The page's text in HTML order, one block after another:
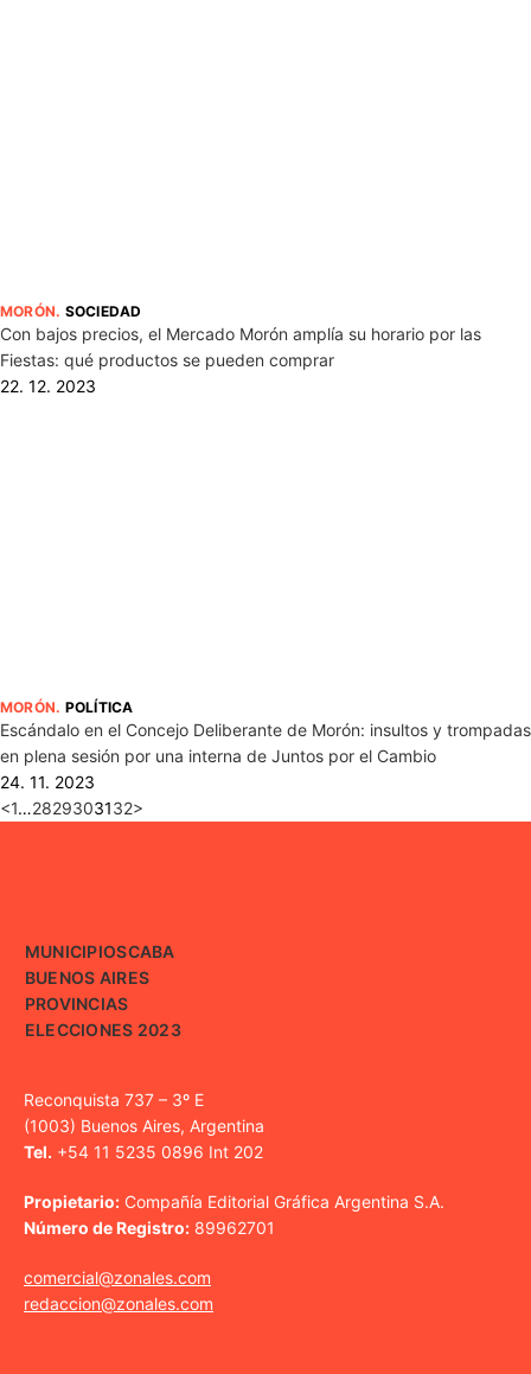
MORÓN. SOCIEDAD
Con bajos precios, el Mercado Morón amplía su horario por las
Fiestas: qué productos se pueden comprar
22. 12. 2023
MORÓN. POLÍTICA
Escándalo en el Concejo Deliberante de Morón: insultos y trompadas
en plena sesión por una interna de Juntos por el Cambio
24. 11. 2023
<1…2829303132>
MUNICIPIOSCABA
BUENOS AIRES
PROVINCIAS
ELECCIONES 2023
Reconquista 737 – 3º E
(1003) Buenos Aires, Argentina
Tel. +54 11 5235 0896 Int 202
Propietario: Compañía Editorial Gráfica Argentina S.A.
Número de Registro: 89962701
comercial@zonales.com
redaccion@zonales.com